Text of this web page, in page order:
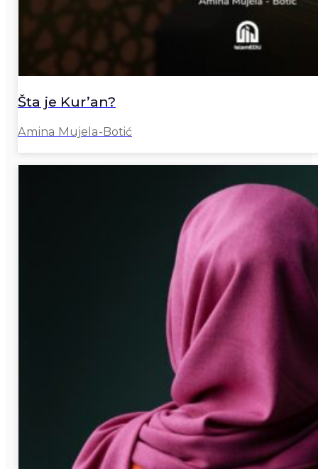
Šta je Kur’an?
Amina Mujela-Botić